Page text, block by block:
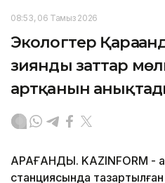
08:53, 06 Тамыз 2026
Экологтер
зиянды заттар
артқанын
ҚАРАҒАНДЫ. KAZINFORM -
станциясында